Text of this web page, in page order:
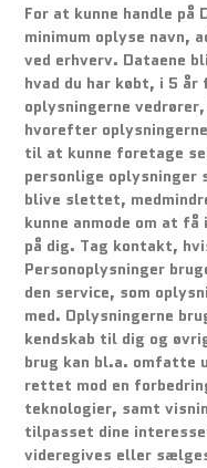
For at kunne handle på
minimum oplyse navn,
ved erhverv. Dataene
hvad du har købt, i 5
oplysningerne
hvorefter
til at kunne foretage
personlige oplysninger
blive slettet,
kunne anmode om at
på dig. Tag kontakt,
Personoplysninger
den service, som
med. Oplysningerne
kendskab til dig og
brug kan bl.a. omfatte
rettet mod en
teknologier, samt
tilpasset dine
videregives eller